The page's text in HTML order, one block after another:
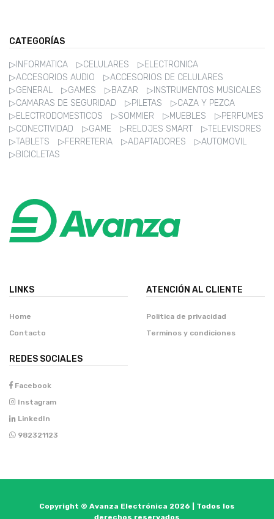
CATEGORÍAS
▷INFORMATICA ▷CELULARES
▷ELECTRONICA
▷ACCESORIOS AUDIO
▷ACCESORIOS DE CELULARES
▷GENERAL
▷GAMES ▷BAZAR
▷INSTRUMENTOS MUSICALES
▷CAMARAS DE SEGURIDAD
▷PILETAS
▷CAZA Y PEZCA
▷ELECTRODOMESTICOS
▷SOMMIER ▷MUEBLES
▷PERFUMES
▷CONECTIVIDAD
▷GAME ▷RELOJES SMART
▷TELEVISORES
▷TABLETS
▷FERRETERIA ▷ADAPTADORES
▷AUTOMOVIL
▷BICICLETAS
LINKS
Home
Contacto
ATENCIÓN AL CLIENTE
Politica de privacidad
Terminos y condiciones
REDES SOCIALES
Facebook
Instagram
LinkedIn
982321123
Copyright © Avanza Electrónica 2026 | Todos los
derechos reservados